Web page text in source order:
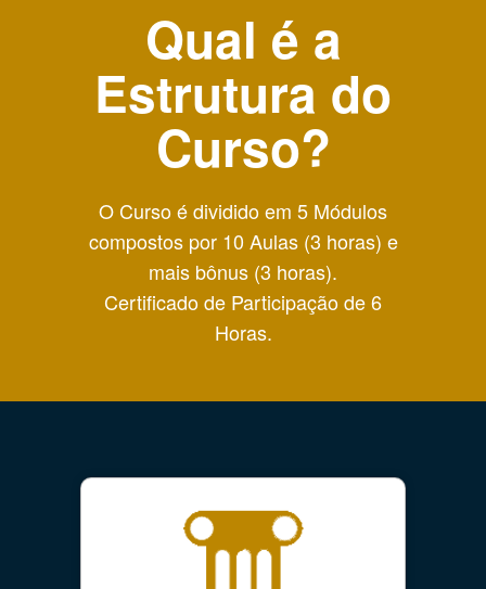
Qual é a
Estrutura do
Curso?
O Curso é dividido em 5 Módulos
compostos por 10 Aulas (3 horas) e
mais bônus (3 horas).
Certificado de Participação de 6
Horas.